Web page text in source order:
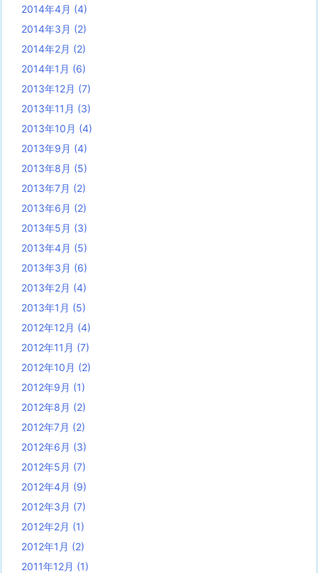
2014年4月 (4)
2014年3月 (2)
2014年2月 (2)
2014年1月 (6)
2013年12月 (7)
2013年11月 (3)
2013年10月 (4)
2013年9月 (4)
2013年8月 (5)
2013年7月 (2)
2013年6月 (2)
2013年5月 (3)
2013年4月 (5)
2013年3月 (6)
2013年2月 (4)
2013年1月 (5)
2012年12月 (4)
2012年11月 (7)
2012年10月 (2)
2012年9月 (1)
2012年8月 (2)
2012年7月 (2)
2012年6月 (3)
2012年5月 (7)
2012年4月 (9)
2012年3月 (7)
2012年2月 (1)
2012年1月 (2)
2011年12月 (1)